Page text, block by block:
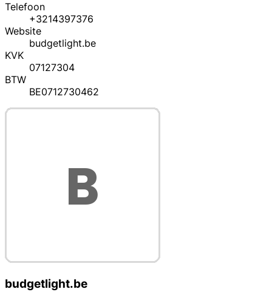
Telefoon
+3214397376
Website
budgetlight.be
KVK
07127304
BTW
BE0712730462
budgetlight.be